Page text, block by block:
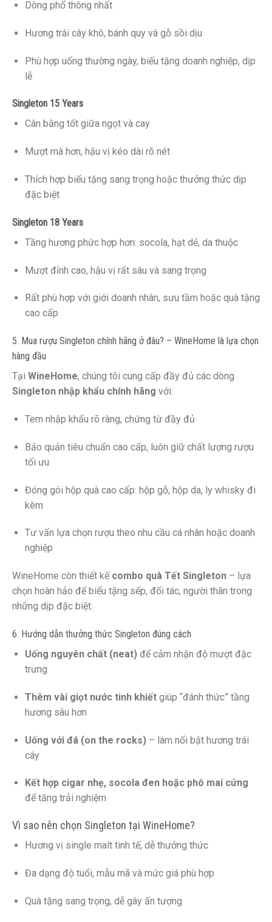
Dòng phổ thông nhất
Hương trái cây khô, bánh quy và gỗ sồi dịu
Phù hợp uống thường ngày, biếu tặng doanh nghiệp, dịp
lễ
Singleton 15 Years
Cân bằng tốt giữa ngọt và cay
Mượt mà hơn, hậu vị kéo dài rõ nét
Thích hợp biếu tặng sang trọng hoặc thưởng thức dịp
đặc biệt
Singleton 18 Years
Tầng hương phức hợp hơn: socola, hạt dẻ, da thuộc
Mượt đỉnh cao, hậu vị rất sâu và sang trọng
Rất phù hợp với giới doanh nhân, sưu tầm hoặc quà tặng
cao cấp
5. Mua rượu Singleton chính hãng ở đâu? – WineHome là lựa chọn
hàng đầu
Tại WineHome, chúng tôi cung cấp đầy đủ các dòng
Singleton nhập khẩu chính hãng với:
Tem nhập khẩu rõ ràng, chứng từ đầy đủ
Bảo quản tiêu chuẩn cao cấp, luôn giữ chất lượng rượu
tối ưu
Đóng gói hộp quà cao cấp: hộp gỗ, hộp da, ly whisky đi
kèm
Tư vấn lựa chọn rượu theo nhu cầu cá nhân hoặc doanh
nghiệp
WineHome còn thiết kế combo quà Tết Singleton – lựa
chọn hoàn hảo để biếu tặng sếp, đối tác, người thân trong
những dịp đặc biệt.
6. Hướng dẫn thưởng thức Singleton đúng cách
Uống nguyên chất (neat)để cảm nhận độ mượt đặc
trưng
Thêm vài giọt nước tinh khiếtgiúp “đánh thức” tầng
hương sâu hơn
Uống với đá (on the rocks)– làm nổi bật hương trái
cây
Kết hợp cigar nhẹ, socola đen hoặc phô mai cứng
để tăng trải nghiệm
Vì sao nên chọn Singleton tại WineHome?
Hương vị single malt tinh tế, dễ thưởng thức
Đa dạng độ tuổi, mẫu mã và mức giá phù hợp
Quà tặng sang trọng, dễ gây ấn tượng